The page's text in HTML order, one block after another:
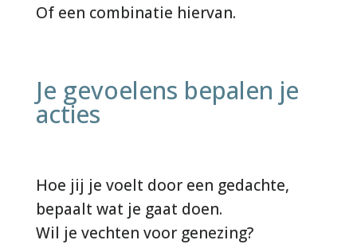
Of een combinatie hiervan.
Je gevoelens bepalen je
acties
Hoe jij je voelt door een gedachte,
bepaalt wat je gaat doen.
Wil je vechten voor genezing?